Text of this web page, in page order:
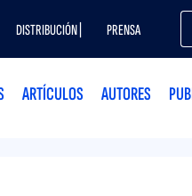
DISTRIBUCIÓN | PRENSA
ARTÍCULOS AUTORES